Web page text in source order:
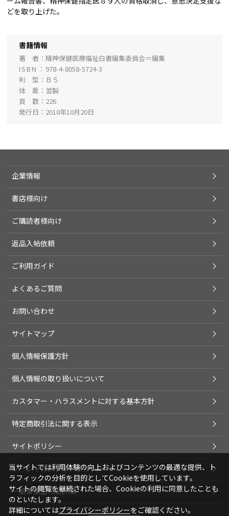
どを取り上げた。
書籍情報
著 者
精神保健医療福祉白書編集委員会＝編集
ISBN
978-4-8058-5724-3
判 型
Ｂ５
体 裁
並製
頁 数
226
発行日
2018年10月20日
企業情報
書店様向け
ご購読者様向け
返品入帖依頼
ご利用ガイド
よくあるご質問
お問い合わせ
サイトマップ
個人情報保護方針
個人情報の取り扱いについて
カスタマー・ハラスメントに対する基本方針
特定商取引法に関する表示
サイトポリシー
ソーシャルメディアポリシー
一般事業主行動計画
当サイトでは利用体験の向上およびコンテンツの最適な提供、ト
ラフィックの分析を目的としてCookieを使用しています。
サイトの閲覧を継続された場合、Cookieの利用に同意したことも
のといたします。
詳細についてはプライバシーポリシーをご確認ください。